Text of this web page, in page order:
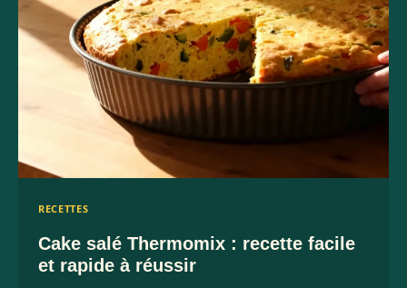
RECETTES
Cake salé Thermomix : recette facile
et rapide à réussir